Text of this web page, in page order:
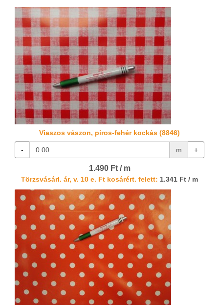
Viaszos vászon, piros-fehér kockás (8846)
- m +
1.490 Ft / m
Törzsvásárl. ár, v. 10 e. Ft kosárért. felett: 1.341 Ft / m